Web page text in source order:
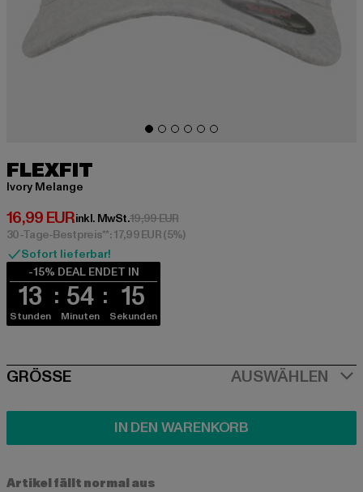
FLEXFIT
Ivory Melange
16,99 EUR
Derzeitiger Preis: 16,99 EUR
inkl. MwSt.19,99 EURAktionspreis: 19,99 EUR
30-Tage-Bestpreis**: 17,99 EUR(5%)
Sofort lieferbar!
-15% DEAL ENDET IN
13
Stunden
54
Minuten
15
Sekunden
SIZE
GRÖSSE AUSWÄHLEN
IN DEN WARENKORB
Artikel fällt normal aus